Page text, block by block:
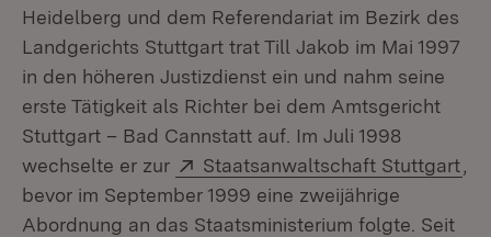
Heidelberg und dem Referendariat im Bezirk des
Landgerichts Stuttgart trat Till Jakob im Mai 1997
in den höheren Justizdienst ein und nahm seine
erste Tätigkeit als Richter bei dem Amtsgericht
Stuttgart – Bad Cannstatt auf. Im Juli 1998
wechselte er zur
Extern:
Staatsanwaltschaft Stuttgart
bevor im September 1999 eine zweijährige
Abordnung an das Staatsministerium folgte. Seit